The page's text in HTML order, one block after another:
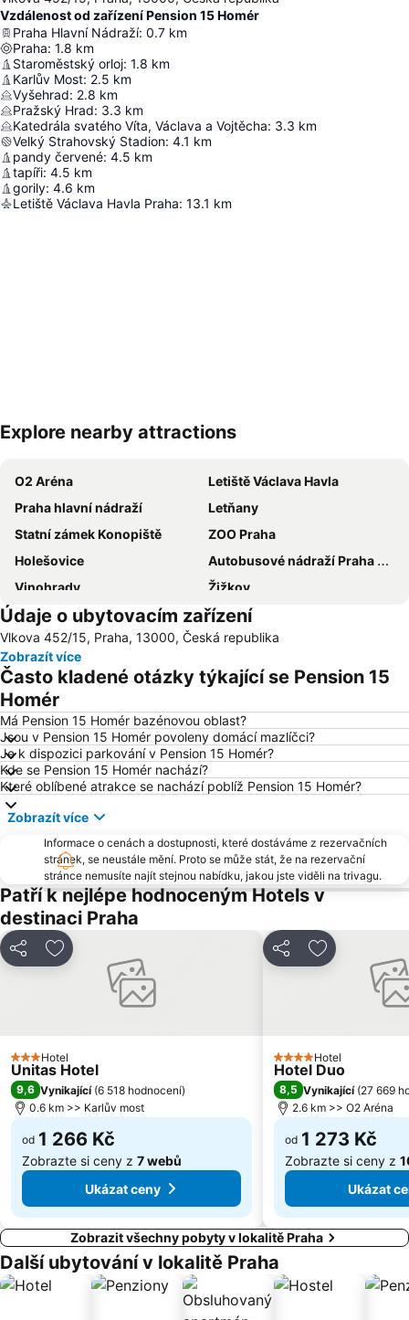
Vzdálenost od zařízení Pension 15 Homér
Praha Hlavní Nádraží: 0.7 km
Praha: 1.8 km
Staroměstský orloj: 1.8 km
Karlův Most: 2.5 km
Vyšehrad: 2.8 km
Pražský Hrad: 3.3 km
Katedrála svatého Víta, Václava a Vojtěcha: 3.3 km
Velký Strahovský Stadion: 4.1 km
pandy červené: 4.5 km
tapíři: 4.5 km
gorily: 4.6 km
Letiště Václava Havla Praha: 13.1 km
Explore nearby attractions
O2 Aréna
Letiště Václava Havla
Praha hlavní nádraží
Letňany
Statní zámek Konopiště
ZOO Praha
Holešovice
Autobusové nádraží Praha Florenc
Vinohrady
Žižkov
Vršovice
Výstaviště Praha - Holešovice
Chodov
Smíchov
Václavské náměstí
Na Kampě
Horní Počernice
Televizní věž Žižkov
Dejvice
Hostivař
Zličín
Modřany
Zbraslav
Karlovo náměstí
Suchdol
Vyšehrad
Malá Strana
Stanice metra Anděl
Troja
Strašnice
Tančící dům
Řepy
Nemocnice Motol Metro Station
Radotín
Zámek Loučeň
Libuš
Čakovice
Centrum Černý Most
Údaje o ubytovacím zařízení
Vlkova 452/15, Praha, 13000, Česká republika
Zobrazít více
Často kladené otázky týkající se Pension 15
Homér
Má Pension 15 Homér bazénovou oblast?
Jsou v Pension 15 Homér povoleny domácí mazlíčci?
Je k dispozici parkování v Pension 15 Homér?
Kde se Pension 15 Homér nachází?
Které oblíbené atrakce se nachází poblíž Pension 15 Homér?
Zobrazít více
Informace o cenách a dostupnosti, které dostáváme z rezervačních
stránek, se neustále mění. Proto se může stát, že na rezervační
stránce nemusíte najít stejnou nabídku, jakou jste viděli na trivagu.
Patří k nejlépe hodnoceným Hotels v
destinaci Praha
Sdílet Přidat na seznam oblíbených hotelů
3 Počet hvězdiček
Hotel
Unitas Hotel
9,6 Vynikající (6 518 hodnocení)
0.6 km >> Karlův most
od 1 266 Kč
Zobrazte si ceny z 7 webů
Ukázat ceny
Sdílet Přidat na
4 Počet hvězdiček
Hotel
Hotel Duo
8,5 Vynikající (27 669
2.6 km >> O2 Aréna
od 1 273 Kč
Zobrazte si ceny z
Ukázat
Zobrazit všechny pobyty v lokalitě Praha
Další ubytování v lokalitě Praha